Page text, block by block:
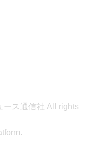
ス通信社 All rights
.